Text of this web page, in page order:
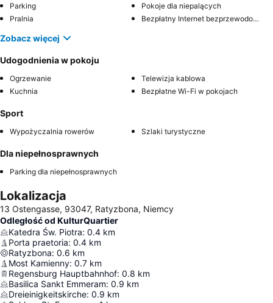
Parking
Pokoje dla niepalących
Pralnia
Bezpłatny Internet bezprzewodowy w miejscach publicznych
Zobacz więcej
Udogodnienia w pokoju
Ogrzewanie
Telewizja kablowa
Kuchnia
Bezpłatne Wi-Fi w pokojach
Sport
Wypożyczalnia rowerów Szlaki turystyczne
Dla niepełnosprawnych
Parking dla niepełnosprawnych
Lokalizacja
13 Ostengasse, 93047, Ratyzbona, Niemcy
Odległość od KulturQuartier
Katedra Św. Piotra: 0.4 km
Porta praetoria: 0.4 km
Ratyzbona: 0.6 km
Most Kamienny: 0.7 km
Regensburg Hauptbahnhof: 0.8 km
Basilica Sankt Emmeram: 0.9 km
Dreieinigkeitskirche: 0.9 km